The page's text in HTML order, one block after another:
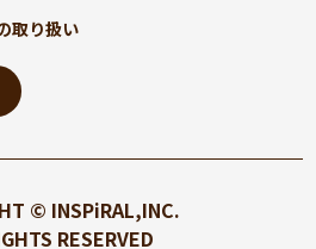
(30)
(32)
(31)
(45)
月(31)
取り扱い
© INSPiRAL,INC.
RESERVED